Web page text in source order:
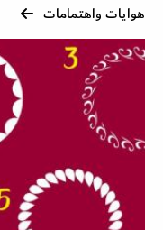
هوايات واهتمامات